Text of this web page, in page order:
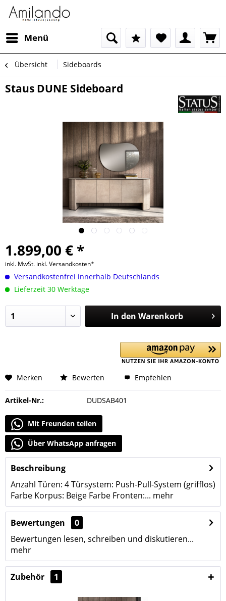
Menü
Übersicht Sideboards
Staus DUNE Sideboard
1.899,00 € *
inkl. MwSt. inkl. Versandkosten*
Versandkostenfrei innerhalb Deutschlands
Lieferzeit 30 Werktage
In den Warenkorb
Merken Bewerten Empfehlen
Artikel-Nr.: DUDSAB401
Mit Freunden teilen
Über WhatsApp anfragen
Beschreibung
Anzahl Türen: 4 Türsystem: Push-Pull-System (grifflos)
Farbe Korpus: Beige Farbe Fronten:... mehr
Bewertungen
0
Bewertungen lesen, schreiben und diskutieren...
mehr
Zubehör 1